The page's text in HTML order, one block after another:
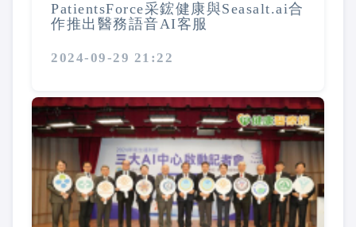
PatientsForce采鋐健康與Seasalt.ai合
作推出醫務語音AI客服
2024-09-29 21:22